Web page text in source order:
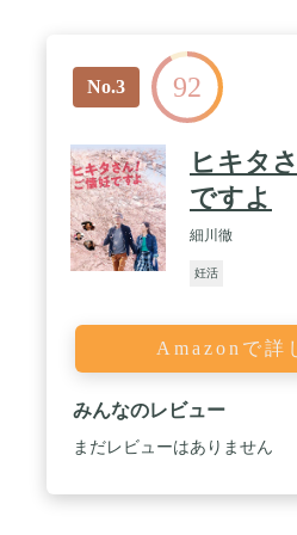
No.3 92
ヒキタ
ですよ
細川徹
妊活
Amazonで詳
みんなのレビュー
まだレビューはありません